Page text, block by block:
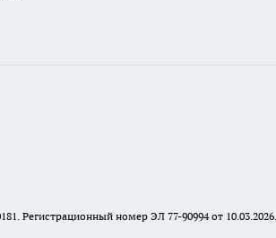
Регистрационный номер ЭЛ 77-90994 от